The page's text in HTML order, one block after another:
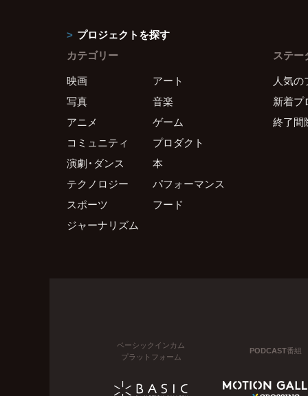
プロジェクトを探す
カテゴリー
映画
アート
写真
音楽
アニメ
ゲーム
コミュニティ
プロダクト
演劇・ダンス
本
テクノロジー
パフォーマンス
スポーツ
フード
ジャーナリズム
ステー
人気の
新着プ
終了間
ベーシックインカム
プラットフォーム
PODCAST番組